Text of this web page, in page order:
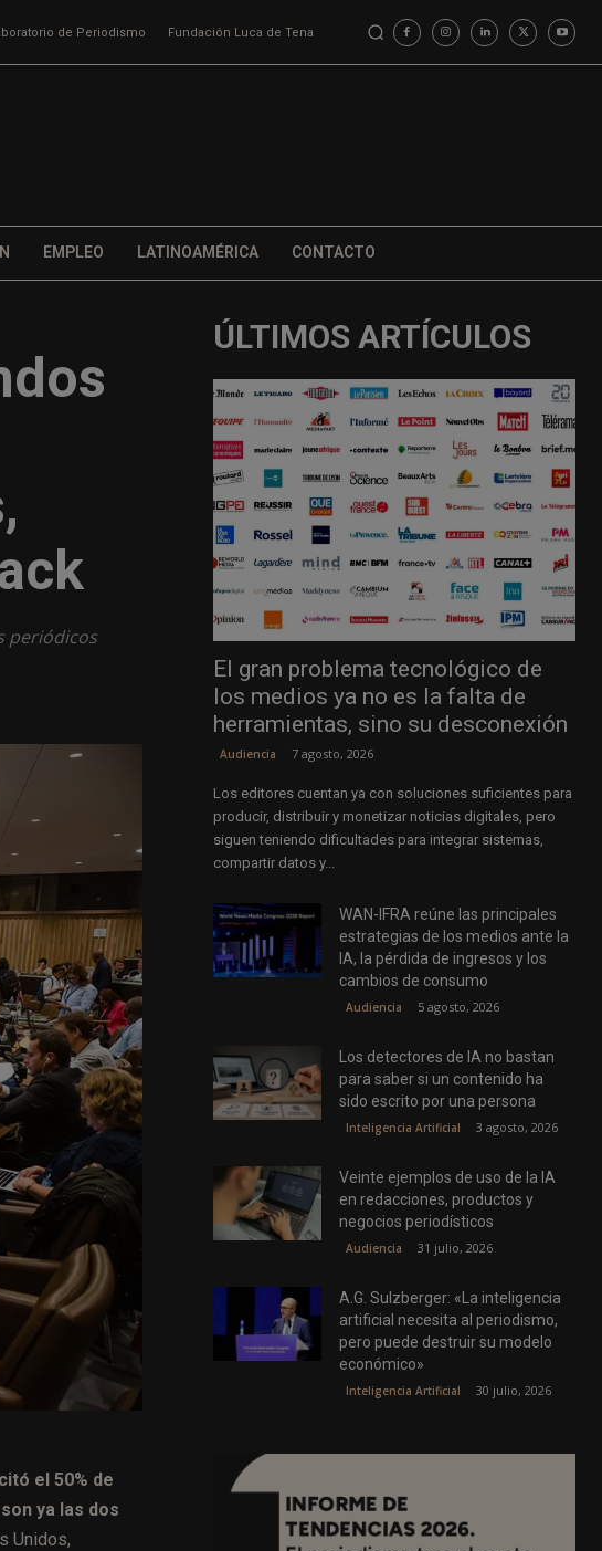
de Periodismo Fundación Luca de Tena
EMPLEO LATINOAMÉRICA CONTACTO
periódicos
el 50% de
ya las dos
Unidos,
ÚLTIMOS ARTÍCULOS
El gran problema tecnológico de
los medios ya no es la falta de
herramientas, sino su desconexión
Audiencia 7 agosto, 2026
Los editores cuentan ya con soluciones suficientes para
producir, distribuir y monetizar noticias digitales, pero
siguen teniendo dificultades para integrar sistemas,
compartir datos y...
WAN-IFRA reúne las principales
estrategias de los medios ante la
IA, la pérdida de ingresos y los
cambios de consumo
Audiencia 5 agosto, 2026
Los detectores de IA no bastan
para saber si un contenido ha
sido escrito por una persona
Inteligencia Artificial 3 agosto, 2026
Veinte ejemplos de uso de la IA
en redacciones, productos y
negocios periodísticos
Audiencia 31 julio, 2026
A.G. Sulzberger: «La inteligencia
artificial necesita al periodismo,
pero puede destruir su modelo
económico»
Inteligencia Artificial 30 julio, 2026